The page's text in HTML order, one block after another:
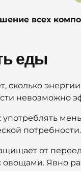
всех
еды
сколько
невозможно
потребности.
от
Явно